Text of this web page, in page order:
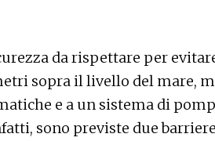
da rispettare per
sopra il livello del mare,
e a un sistema di
sono previste due